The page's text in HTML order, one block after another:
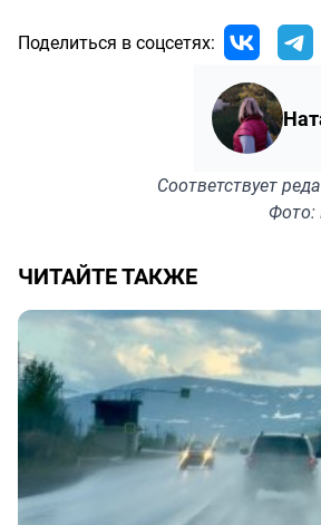
Поделиться в соцсетях:
Соответствует
Фото:
ЧИТАЙТЕ ТАКЖЕ